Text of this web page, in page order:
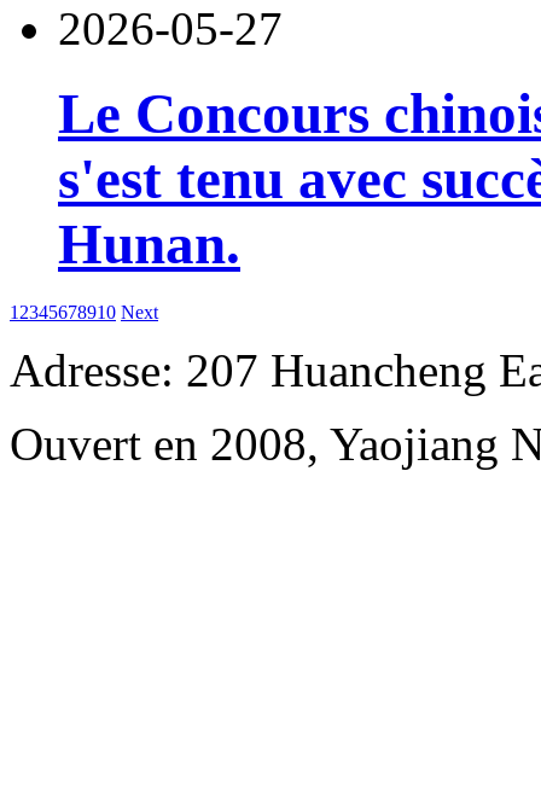
2026-05-27
Le Concours
s'est tenu avec
Hunan.
1 2345678910 Next
Adresse: 207 Huancheng
Ouvert en 2008, Yaojiang